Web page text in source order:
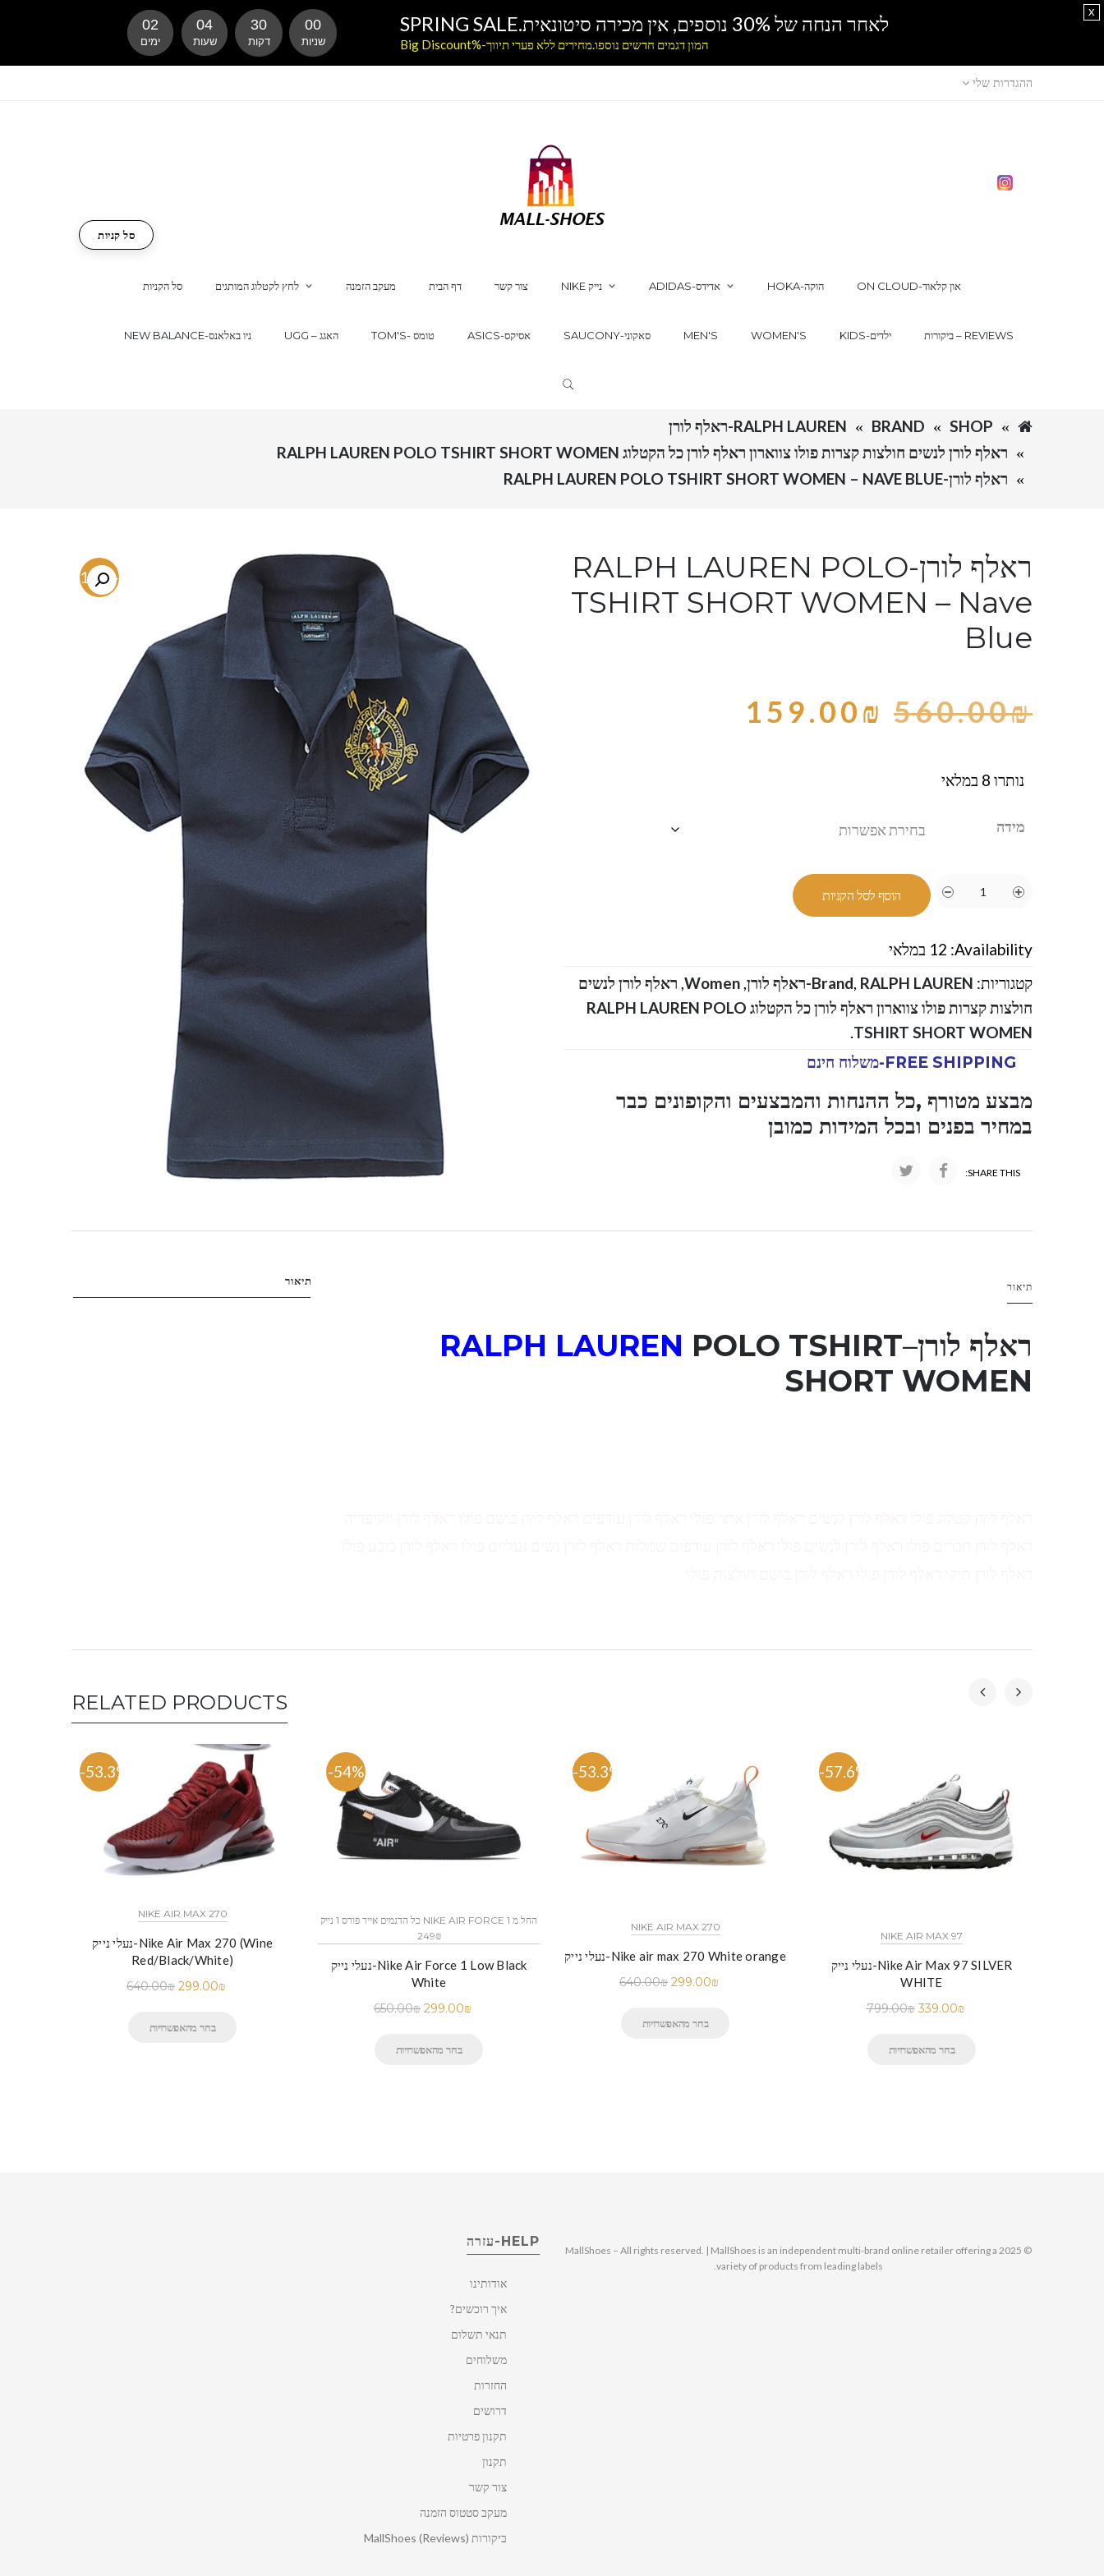
ההגדרות שלי
סל הקניות לחץ לקטלוג המותגים מעקב הזמנה דף הבית צור קשר NIKE נייק ADIDAS-אדידס HOKA-הוקה ON CLOUD-און קלאוד
NEW BALANCE-ניו באלאנס UGG – האגג TOM'S- טומס ASICS-אסיקס SAUCONY-סאקוני MEN'S WOMEN'S KIDS-ילדים ביקורות – REVIEWS
סל קניות
SHOP
BRAND
RALPH LAUREN-ראלף לורן
ראלף לורן לנשים חולצות קצרות פולו צווארון ראלף לורן כל הקטלוג RALPH LAUREN POLO TSHIRT SHORT WOMEN
ראלף לורן-RALPH LAUREN POLO TSHIRT SHORT WOMEN – NAVE BLUE
-71.6%
ראלף לורן-RALPH LAUREN POLO
TSHIRT SHORT WOMEN – Nave
Blue
560.00₪
159.00₪
נותרו 8 במלאי
מידה
הוסף לסל הקניות
Availability: 12 במלאי
קטגוריות:
Brand, RALPH LAUREN-ראלף לורן ,
Women
, ראלף לורן לנשים
חולצות קצרות פולו צווארון ראלף לורן כל הקטלוג RALPH LAUREN POLO
TSHIRT SHORT WOMEN
.
FREE SHIPPING-משלוח חינם
מבצע מטורף ,כל ההנחות והמבצעים והקופונים כבר
במחיר בפנים ובכל המידות כמובן
SHARE THIS:
תיאור תיאור
ראלף לורן–
RALPH LAUREN POLO TSHIRT
SHORT WOMEN
RELATED PRODUCTS
-53.3%
NIKE AIR MAX 270
נעלי נייק-Nike Air Max 270 (Wine
Red/Black/White)
640.00₪ 299.00₪
בחר מהאפשרויות
-54%
כל הדגמים אייר פורס 1 נייק NIKE AIR FORCE 1 החל מ
249₪
נעלי נייק-Nike Air Force 1 Low Black
White
650.00₪ 299.00₪
בחר מהאפשרויות
-53.3%
NIKE AIR MAX 270
נעלי נייק-Nike air max 270 White orange
640.00₪ 299.00₪
בחר מהאפשרויות
-57.6%
NIKE AIR MAX 97
נעלי נייק-Nike Air Max 97 SILVER
WHITE
799.00₪ 339.00₪
בחר מהאפשרויות
HELP-עזרה
אודותינו
איך רוכשים?
תנאי תשלום
משלוחים
החזרות
דרושים
תקנון פרטיות
תקנון
צור קשר
מעקב סטטוס הזמנה
ביקורות MallShoes (Reviews)
© 2025 MallShoes – All rights reserved. | MallShoes is an independent multi-brand online retailer offering a
variety of products from leading labels.
לאחר הנחה של 30% נוספים, אין מכירה סיטונאית.SPRING SALE
המון דגמים חדשים נוספו.מחירים ללא פערי תיווך-%Big Discount
02
ימים
04
שעות
29
דקות
59
שניות
x